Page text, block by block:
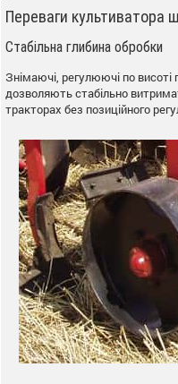
Переваги культиватора
Стабільна глибина обробки
Знімаючі, регулюючі по висоті
дозволяють стабільно
тракторах без позиційного